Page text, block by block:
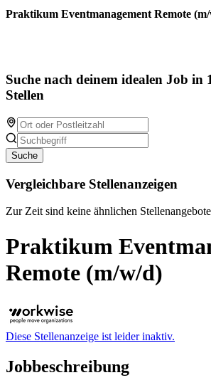
Praktikum Eventmanagement Remote
Suche nach deinem idealen Job in
Stellen
Suche
Vergleichbare Stellenanzeigen
Zur Zeit sind keine ähnlichen
Praktikum
Remote (m/w/d)
Diese Stellenanzeige ist leider inaktiv.
Jobbeschreibung